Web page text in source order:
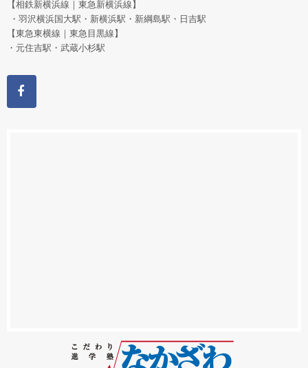
【相鉄新横浜線｜東急新横浜線】
・羽沢横浜国大駅・新横浜駅・新綱島駅・日吉駅
【東急東横線｜東急目黒線】
・元住吉駅・武蔵小杉駅